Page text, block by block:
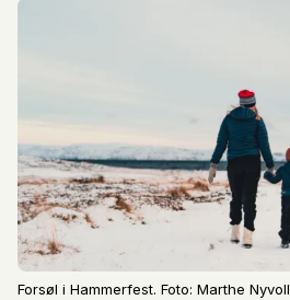
Forsøl i Hammerfest. Foto: Marthe Nyvoll